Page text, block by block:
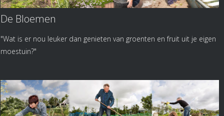
De Bloemen
"Wat is er nou leuker dan genieten van groenten en fruit uit je eigen
moestuin?"